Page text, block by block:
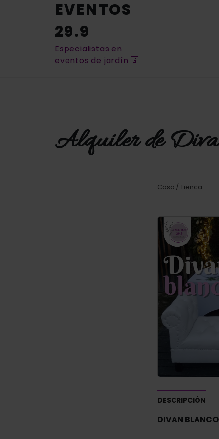
EVENTOS
29.9
Especialistas en
eventos de jardín 🇬🇹
Alquiler de
Casa / Tienda
DESCRIPCIÓN
DIVAN